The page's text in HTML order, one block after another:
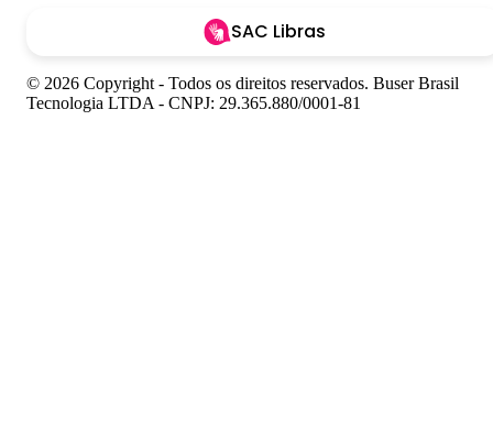
SAC Libras
© 2026 Copyright - Todos os direitos reservados. Buser Brasil
Tecnologia LTDA - CNPJ: 29.365.880/0001-81